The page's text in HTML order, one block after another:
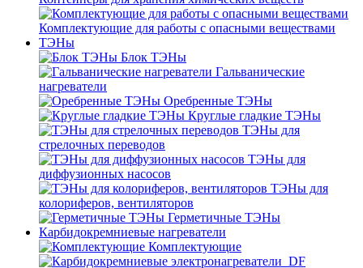
Комплектующие для работы с опасными веществами
ТЭНы
Блок ТЭНы
Гальванические
нагреватели
Оребренные ТЭНы
Круглые гладкие ТЭНы
ТЭНы для
стрелочных переводов
ТЭНы для
диффузионных насосов
ТЭНы для
колориферов, вентиляторов
Герметичные ТЭНы
Карбидокремниевые нагреватели
Комплектующие